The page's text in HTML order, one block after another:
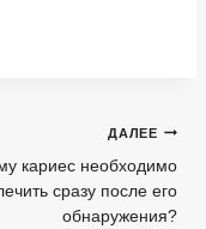
ДАЛЕЕ
кариес необходимо
сразу после его
обнаружения?